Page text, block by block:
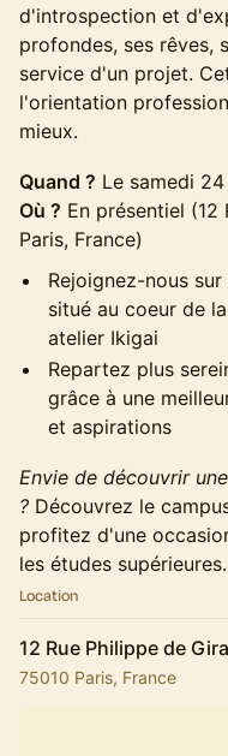
d'introspection et
profondes, ses rêves,
service d'un projet.
l'orientation
mieux.
Quand ? Le samedi
Où ? En présentiel (12
Paris, France)
Rejoignez-nous
situé au coeur de
atelier Ikigai
Repartez plus
grâce à une
et aspirations
Envie de découvrir
? Découvrez le
profitez d'une
les études supérieures.
Location
12 Rue Philippe de
75010 Paris, France